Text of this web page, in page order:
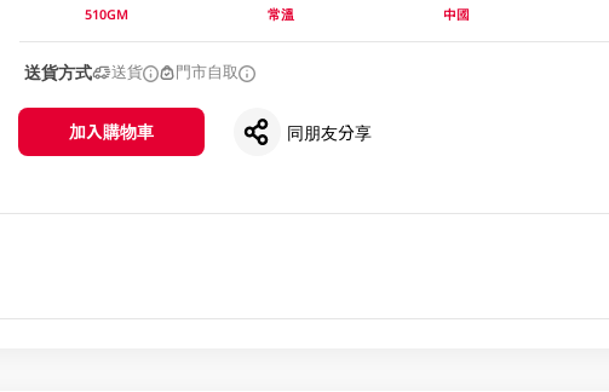
510GM
常溫
中國
送貨方式 送貨 門市自取
加入購物車 同朋友分享